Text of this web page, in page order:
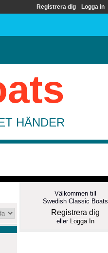
Registrera dig Logga in
HÄNDER
Välkommen till
Swedish Classic Boats
Registrera dig
eller Logga In